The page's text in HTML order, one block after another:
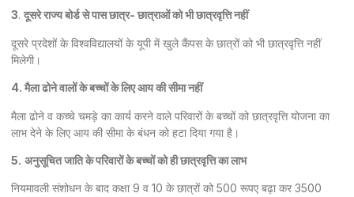
3. दूसरे राज्य बोर्ड से पास छात्र- छात्राओं को भी छात्रवृत्ति नहीं
दूसरे प्रदेशों के विश्वविद्यालयों के यूपी में खुले कैंपस के छात्रों को भी छात्रवृत्ति नहीं
मिलेगी।
4. मैला ढोने वालों के बच्चों के लिए आय की सीमा नहीं
मैला ढोने व कच्चे चमड़े का कार्य करने वाले परिवारों के बच्चों को छात्रवृत्ति योजना का
लाभ देने के लिए आय की सीमा के बंधन को हटा दिया गया है।
5. अनुसूचित जाति के परिवारों के बच्चों को ही छात्रवृत्ति का लाभ
नियमावली संशोधन के बाद कक्षा 9 व 10 के छात्रों को 500 रूपए बढ़ा कर 3500